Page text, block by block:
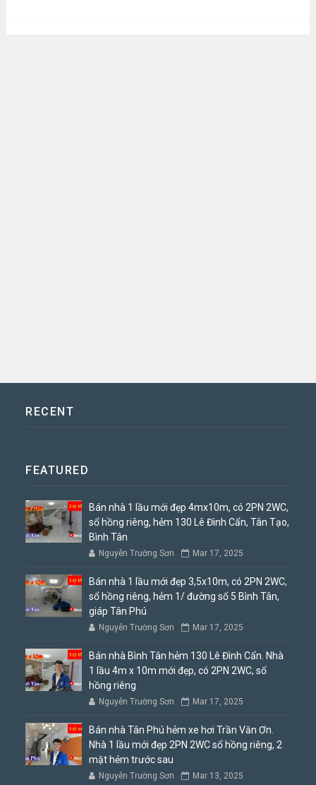
RECENT
FEATURED
Bán nhà 1 lầu mới đẹp 4mx10m, có 2PN 2WC,
sổ hồng riêng, hẻm 130 Lê Đình Cẩn, Tân Tạo,
Bình Tân
Nguyễn Trường Sơn Mar 17, 2025
Bán nhà 1 lầu mới đẹp 3,5x10m, có 2PN 2WC,
sổ hồng riêng, hẻm 1/ đường số 5 Bình Tân,
giáp Tân Phú
Nguyễn Trường Sơn Mar 17, 2025
Bán nhà Bình Tân hẻm 130 Lê Đình Cẩn. Nhà
1 lầu 4m x 10m mới đẹp, có 2PN 2WC, sổ
hồng riêng
Nguyễn Trường Sơn Mar 17, 2025
Bán nhà Tân Phú hẻm xe hơi Trần Văn Ơn.
Nhà 1 lầu mới đẹp 2PN 2WC sổ hồng riêng, 2
mặt hẻm trước sau
Nguyễn Trường Sơn Mar 13, 2025